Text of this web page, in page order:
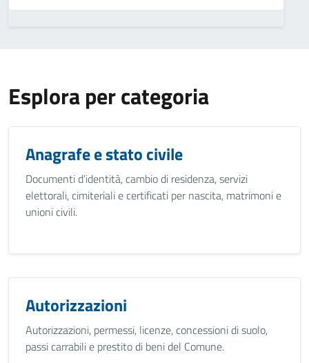
Esplora per categoria
Anagrafe e stato civile
Documenti d’identità, cambio di residenza, servizi
elettorali, cimiteriali e certificati per nascita, matrimoni e
unioni civili.
Autorizzazioni
Autorizzazioni, permessi, licenze, concessioni di suolo,
passi carrabili e prestito di beni del Comune.